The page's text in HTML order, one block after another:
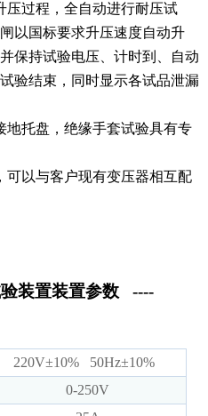
压过程，全自动进行耐压试
以国标要求升压速度自动升
保持试验电压、计时到、自动
验结束，同时显示各试品泄漏
地托盘，绝缘手套试验具有专
可以与客户现有变压器相互配
装置装置参数 ----
220V±10% 50Hz±10%
0-250V